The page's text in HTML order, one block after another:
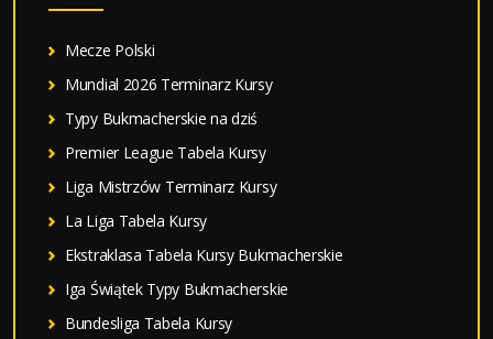
Mecze Polski
Mundial 2026 Terminarz Kursy
Typy Bukmacherskie na dziś
Premier League Tabela Kursy
Liga Mistrzów Terminarz Kursy
La Liga Tabela Kursy
Ekstraklasa Tabela Kursy Bukmacherskie
Iga Świątek Typy Bukmacherskie
Bundesliga Tabela Kursy